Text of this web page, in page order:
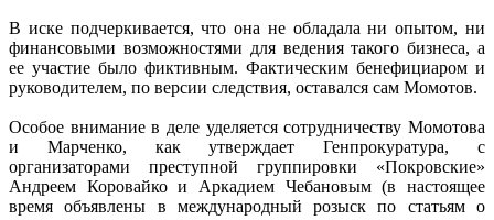
В иске подчеркивается, что она не обладала ни опытом, ни
финансовыми возможностями для ведения такого бизнеса, а
ее участие было фиктивным. Фактическим бенефициаром и
руководителем, по версии следствия, оставался сам Момотов.
Особое внимание в деле уделяется сотрудничеству Момотова
и Марченко, как утверждает Генпрокуратура, с
организаторами преступной группировки «Покровские»
Андреем Коровайко и Аркадием Чебановым (в настоящее
время объявлены в международный розыск по статьям о